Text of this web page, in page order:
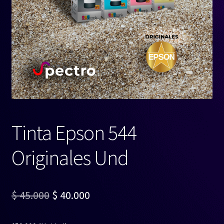
Tinta Epson 544
Originales Und
$45.000 El
$ 40.000El